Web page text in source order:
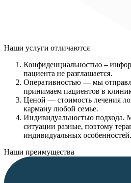
Наши услуги отличаются
Конфиденциальностью –
пациента не разглашается.
Оперативностью — мы
принимаем пациентов в
Ценой — стоимость лечения
карману любой семье.
Индивидуальностью подхода.
ситуации разные, поэтому
индивидуальных особенностей.
Наши преимущества